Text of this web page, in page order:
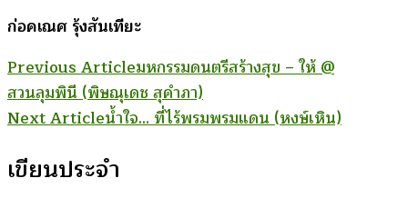
ก่อคเณศ รุ้งสันเทียะ
Post
Navigation
Previous Articleมหกรรมดนตรีสร้างสุข – ให้ @
สวนลุมพินี (พิษณุเดช สุคำภา)
Next Articleน้ำใจ… ที่ไร้พรมพรมแดน (หงษ์เหิน)
เขียนประจำ